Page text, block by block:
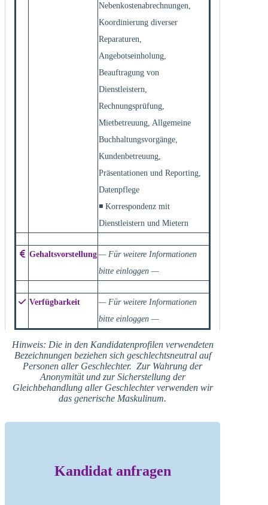
Nebenkostenabrechnungen,
Koordinierung diverser
Reparaturen,
Angebotseinholung,
Beauftragung von
Dienstleistern,
Rechnungsprüfung,
Mietbetreuung, Allgemeine
Buchhaltungsvorgänge,
Kundenbetreuung,
Präsentationen und Reporting,
Datenpflege
◾ Korrespondenz mit
Dienstleistern und Mietern
Gehaltsvorstellung — Für weitere Informationen
bitte einloggen —
Verfügbarkeit
— Für weitere Informationen
bitte einloggen —
Hinweis: Die in den Kandidatenprofilen verwendeten
Bezeichnungen beziehen sich geschlechtsneutral auf
Personen aller Geschlechter. Zur Wahrung der
Anonymität und zur Sicherstellung der
Gleichbehandlung aller Geschlechter verwenden wir
das generische Maskulinum.
Kandidat anfragen